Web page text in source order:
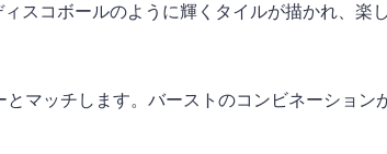
スコボールのように輝くタイルが描かれ、楽
マッチします。バーストのコンビネーション